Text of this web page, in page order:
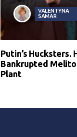
VALENTYNA
SAMAR
Putin’s Hucksters.
Bankrupted
Plant